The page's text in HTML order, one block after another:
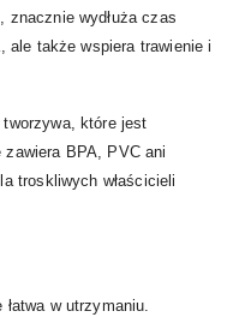
znacznie wydłuża czas
ale także wspiera trawienie i
które jest
BPA, PVC ani
troskliwych właścicieli
w utrzymaniu.